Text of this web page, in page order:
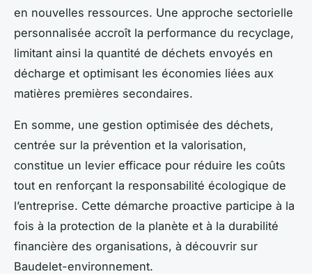
en nouvelles ressources. Une approche sectorielle
personnalisée accroît la performance du recyclage,
limitant ainsi la quantité de déchets envoyés en
décharge et optimisant les économies liées aux
matières premières secondaires.
En somme, une gestion optimisée des déchets,
centrée sur la prévention et la valorisation,
constitue un levier efficace pour réduire les coûts
tout en renforçant la responsabilité écologique de
l’entreprise. Cette démarche proactive participe à la
fois à la protection de la planète et à la durabilité
financière des organisations, à découvrir sur
Baudelet-environnement.